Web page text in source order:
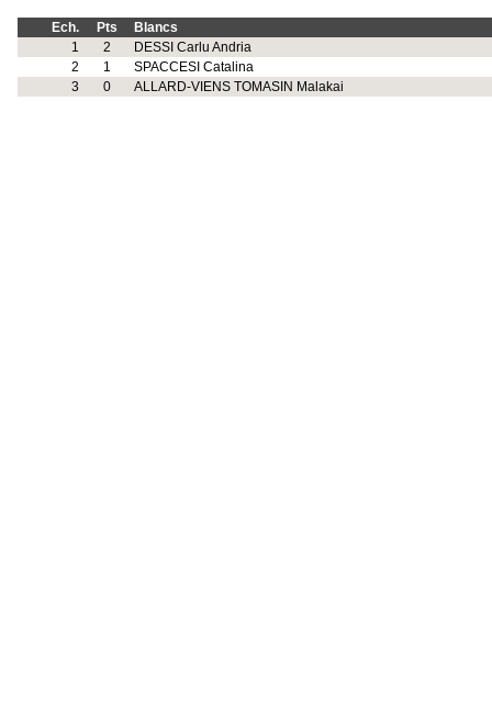
Ech. Pts
Blancs
1
2
DESSI Carlu Andria
2
1
SPACCESI Catalina
3
0 ALLARD-VIENS TOMASIN Malakai